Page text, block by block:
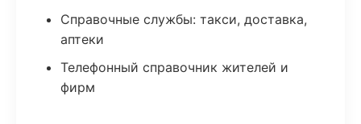
Справочные службы: такси, доставка,
аптеки
Телефонный справочник жителей и
фирм